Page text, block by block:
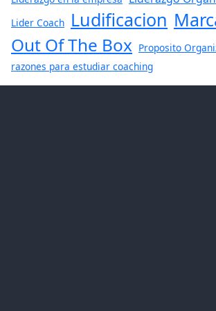
Lider Coach Ludificacion
Out Of The Box Proposito
razones para estudiar coaching